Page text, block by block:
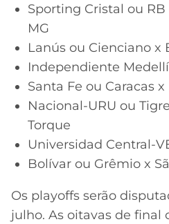
Sporting Cristal ou
MG
Lanús ou Cienciano x
Independiente
Santa Fe ou Caracas
Nacional-URU ou
Torque
Universidad Central-
Bolívar ou Grêmio x
Os playoffs serão
julho. As oitavas de final